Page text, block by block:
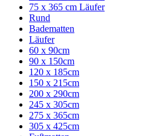
75 x 365 cm Läufer
Rund
Badematten
Läufer
60 x 90cm
90 x 150cm
120 x 185cm
150 x 215cm
200 x 290cm
245 x 305cm
275 x 365cm
305 x 425cm